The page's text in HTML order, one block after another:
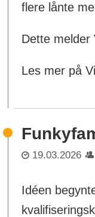
flere lånte
Dette melder
Les mer på
19.03.2026
Idéen